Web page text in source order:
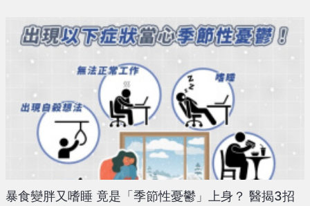
暴食變胖又嗜睡 竟是「季節性憂鬱」上身？ 醫揭3招